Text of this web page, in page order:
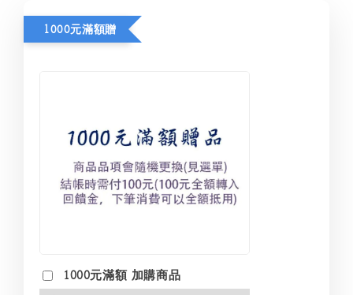
1000元滿額贈
1000元滿額 加購商品